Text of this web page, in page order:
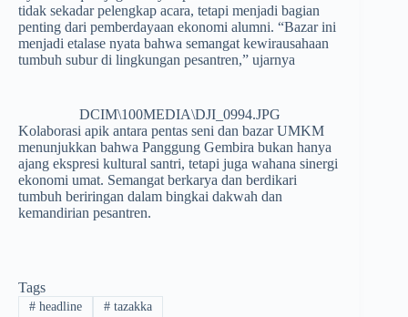
tidak sekadar pelengkap acara, tetapi menjadi bagian
penting dari pemberdayaan ekonomi alumni. “Bazar ini
menjadi etalase nyata bahwa semangat kewirausahaan
tumbuh subur di lingkungan pesantren,” ujarnya
DCIM\100MEDIA\DJI_0994.JPG
Kolaborasi apik antara pentas seni dan bazar UMKM
menunjukkan bahwa Panggung Gembira bukan hanya
ajang ekspresi kultural santri, tetapi juga wahana sinergi
ekonomi umat. Semangat berkarya dan berdikari
tumbuh beriringan dalam bingkai dakwah dan
kemandirian pesantren.
Tags
#headline #tazakka